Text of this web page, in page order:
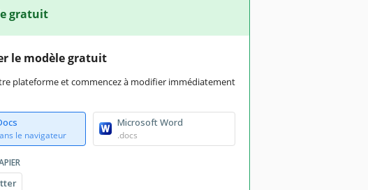
gratuit
le modèle gratuit
plateforme et commencez à modifier immédiatement
le navigateur
Microsoft Word
.docs